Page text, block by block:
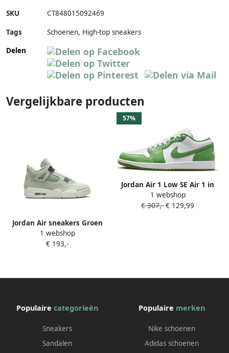
SKU CT848015092469
Tags
Schoenen, High-top sneakers
Delen
Vergelijkbare producten
Jordan Air sneakers Groen
1 webshop
€ 193,-
57%
Jordan Air 1 Low SE Air 1 in
groen formaten: 42.5
1 webshop
€ 307,- € 129,99
Populaire categorieën
Sneakers
Sandalen
Populaire merken
Nike schoenen
Adidas schoenen